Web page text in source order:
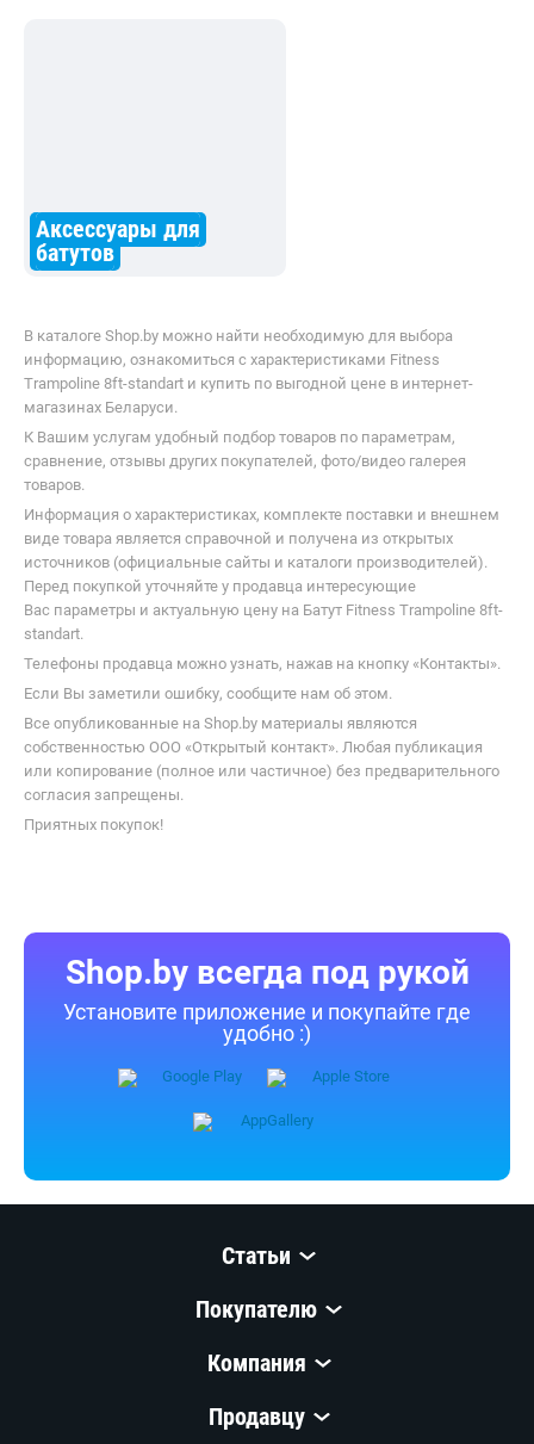
Аксессуары для
батутов
В каталоге Shop.by можно найти необходимую для выбора
информацию, ознакомиться с характеристиками Fitness
Trampoline 8ft-standart и купить по выгодной цене в интернет-
магазинах Беларуси.
К Вашим услугам удобный подбор товаров по параметрам,
сравнение, отзывы других покупателей, фото/видео галерея
товаров.
Информация о характеристиках, комплекте поставки и внешнем
виде товара является справочной и получена из открытых
источников (официальные сайты и каталоги производителей).
Перед покупкой уточняйте у продавца интересующие
Вас параметры и актуальную цену на Батут Fitness Trampoline 8ft-
standart.
Телефоны продавца можно узнать, нажав на кнопку «Контакты».
Если Вы заметили ошибку, сообщите нам об этом.
Все опубликованные на Shop.by материалы являются
собственностью ООО «Открытый контакт». Любая публикация
или копирование (полное или частичное) без предварительного
согласия запрещены.
Приятных покупок!
Shop.by всегда под рукой
Установите приложение и покупайте где
удобно :)
Статьи
Покупателю
Компания
Продавцу